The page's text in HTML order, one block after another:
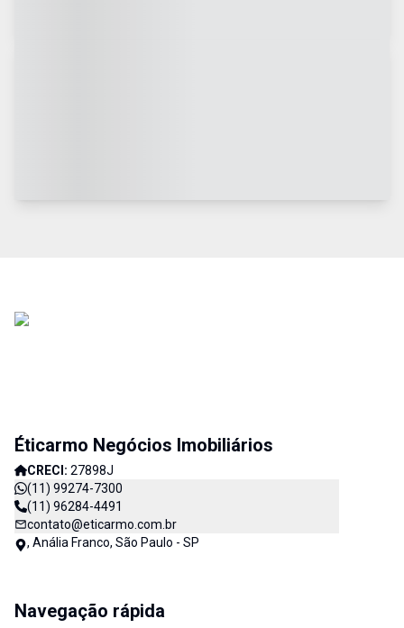
Éticarmo Negócios Imobiliários
CRECI: 27898J
(11) 99274-7300
(11) 96284-4491
contato@eticarmo.com.br
, Anália Franco, São Paulo - SP
Navegação rápida